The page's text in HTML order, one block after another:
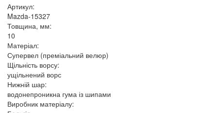
Артикул:
Mazda-15327
Товщина, мм:
10
Матеріал:
Супервел (преміальний велюр)
Щільність ворсу:
ущільнений ворс
Нижній шар:
водонепроникна гума із шипами
Виробник матеріалу: